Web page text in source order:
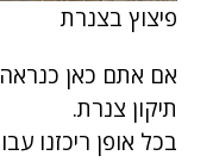
פיצוץ בצנרת
אם אתם כאן
תיקון צנרת.
בכל אופן ריכזנו